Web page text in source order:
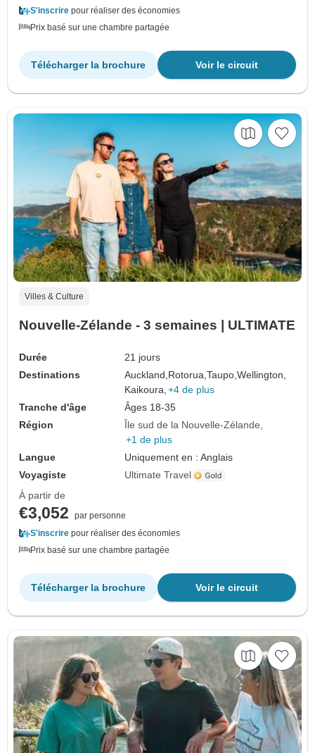
S'inscrire pour réaliser des économies
Prix basé sur une chambre partagée
Voir le circuit
Télécharger la brochure
Villes & Culture
Nouvelle-Zélande - 3 semaines | ULTIMATE
Durée
21 jours
Destinations
Auckland, Rotorua,Taupo,Wellington,
Kaikoura, +4 de plus
Tranche d'âge
Âges 18-35
Région
Île sud de la Nouvelle-Zélande
+1 de plus
Langue
Uniquement en : Anglais
Voyagiste
Ultimate Travel
À partir de
€3,052
par personne
S'inscrire pour réaliser des économies
Prix basé sur une chambre partagée
Voir le circuit
Télécharger la brochure